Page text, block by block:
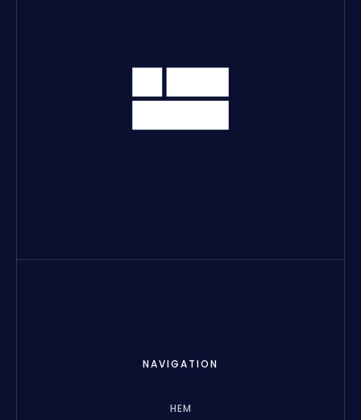
NAVIGATION
HEM